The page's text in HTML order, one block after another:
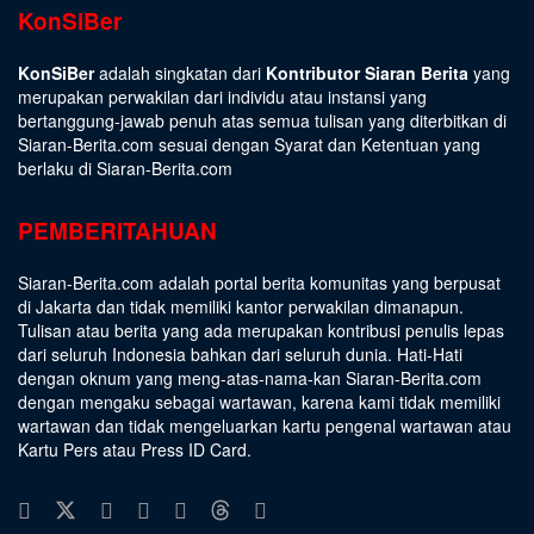
KonSiBer
KonSiBeradalah singkatan dari Kontributor Siaran Berita yang
merupakan perwakilan dari individu atau instansi yang
bertanggung-jawab penuh atas semua tulisan yang diterbitkan di
Siaran-Berita.com sesuai dengan Syarat dan Ketentuan yang
berlaku di Siaran-Berita.com
PEMBERITAHUAN
Siaran-Berita.com adalah portal berita komunitas yang berpusat
di Jakarta dan tidak memiliki kantor perwakilan dimanapun.
Tulisan atau berita yang ada merupakan kontribusi penulis lepas
dari seluruh Indonesia bahkan dari seluruh dunia. Hati-Hati
dengan oknum yang meng-atas-nama-kan Siaran-Berita.com
dengan mengaku sebagai wartawan, karena kami tidak memiliki
wartawan dan tidak mengeluarkan kartu pengenal wartawan atau
Kartu Pers atau Press ID Card.